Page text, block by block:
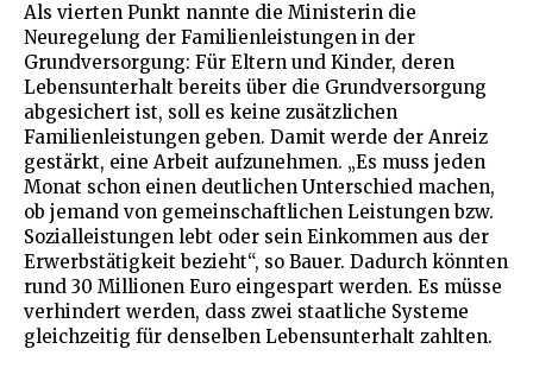
Als vierten Punkt nannte die Ministerin die
Neuregelung der Familienleistungen in der
Grundversorgung: Für Eltern und Kinder, deren
Lebensunterhalt bereits über die Grundversorgung
abgesichert ist, soll es keine zusätzlichen
Familienleistungen geben. Damit werde der Anreiz
gestärkt, eine Arbeit aufzunehmen. „Es muss jeden
Monat schon einen deutlichen Unterschied machen,
ob jemand von gemeinschaftlichen Leistungen bzw.
Sozialleistungen lebt oder sein Einkommen aus der
Erwerbstätigkeit bezieht“, so Bauer. Dadurch könnten
rund 30 Millionen Euro eingespart werden. Es müsse
verhindert werden, dass zwei staatliche Systeme
gleichzeitig für denselben Lebensunterhalt zahlten.